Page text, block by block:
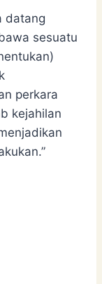
datang
sesuatu
perkara
kejahilan